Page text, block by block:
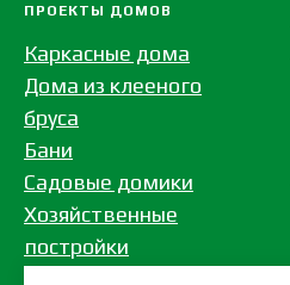
ПРОЕКТЫ ДОМОВ
Каркасные дома
Дома из клееного
бруса
Бани
Садовые домики
Хозяйственные
постройки